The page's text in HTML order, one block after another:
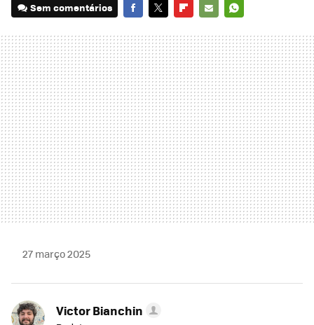
Sem comentários
MAIL
27 março 2025
Victor Bianchin